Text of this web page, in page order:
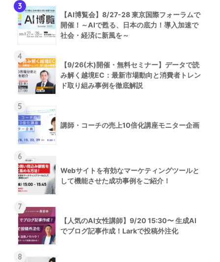
3
【AI博覧会】8/27-28 東京国際フォーラムで
開催！～AIで甦る、日本の底力！導入加速で
社会・経済に新風を～
4
【9/26(木)開催・無料セミナー】データで読
み解く越境EC：最新市場動向と消費者トレン
ド取り組み事例を徹底解説
5
講師・コーチの売上10倍化講座モニター企画
6
Webサイトを有効なマーケティングツールと
して機能させた成功事例をご紹介！
7
【人気のAI女性講師】9/20 15:30〜 生成AI
でブログ記事作成！Larkで投稿外注化
8